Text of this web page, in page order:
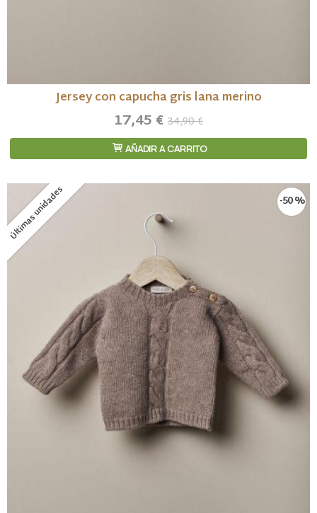
Jersey con capucha gris lana merino
17,45 € 34,90 €
AÑADIR A CARRITO
Últimas unidades -50 %